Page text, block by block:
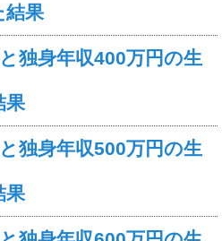
結果
独身年収400万円の生
果
独身年収500万円の生
果